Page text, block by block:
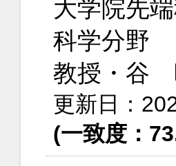
大学院先
科学分野
教授・谷
更新日：
(一致度：